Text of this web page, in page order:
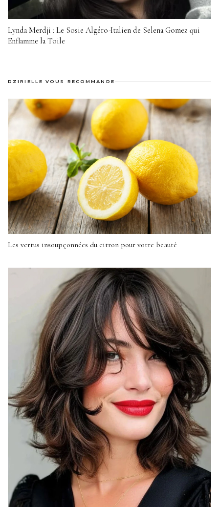
Lynda Merdji : Le Sosie Algéro-Italien de Selena Gomez qui
Enflamme la Toile
DZIRIELLE VOUS RECOMMANDE
Les vertus insoupçonnées du citron pour votre beauté